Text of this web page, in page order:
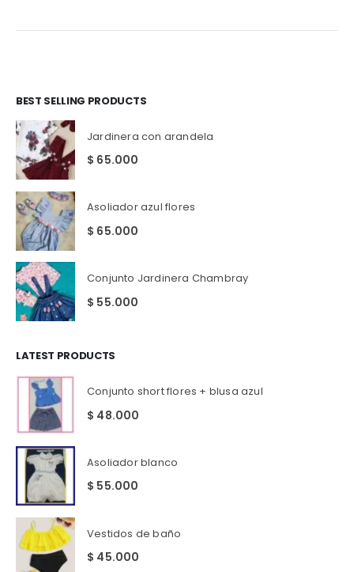
BEST SELLING PRODUCTS
Jardinera con arandela
$ 65.000
Asoliador azul flores
$ 65.000
Conjunto Jardinera Chambray
$ 55.000
LATEST PRODUCTS
Conjunto short flores + blusa azul
$ 48.000
Asoliador blanco
$ 55.000
Vestidos de baño
$ 45.000